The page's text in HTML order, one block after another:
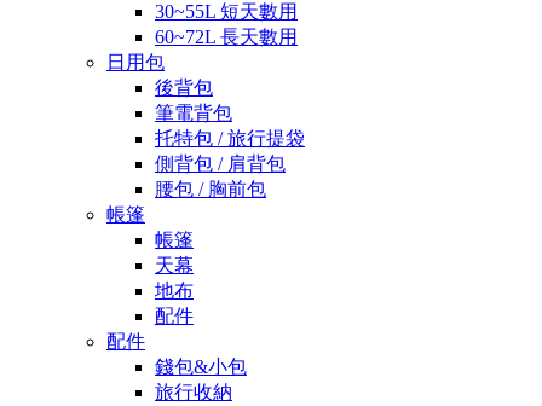
30~55L 短天數用
60~72L 長天數用
日用包
後背包
筆電背包
托特包 / 旅行提袋
側背包 / 肩背包
腰包 / 胸前包
帳篷
帳篷
天幕
地布
配件
配件
錢包&小包
旅行收納